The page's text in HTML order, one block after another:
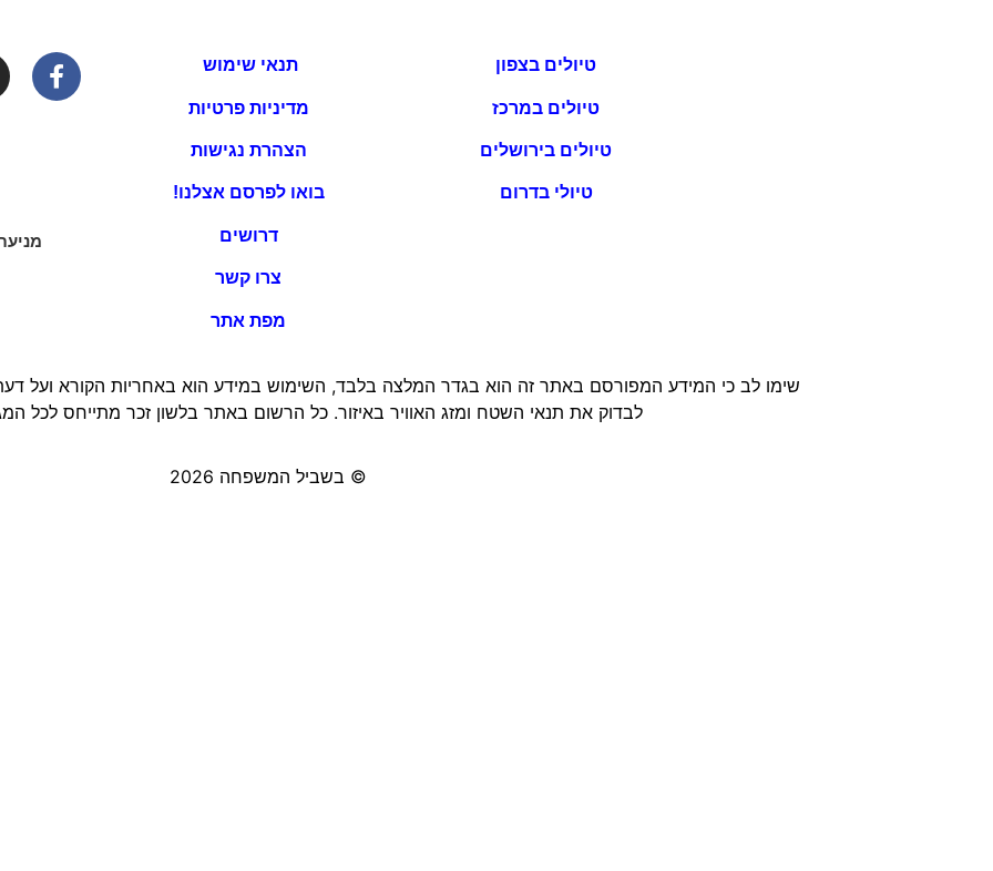
טיולים בצפון
טיולים במרכז
טיולים בירושלים
טיולי בדרום
תנאי שימוש
מדיניות פרטיות
הצהרת נגישות
בואו לפרסם אצלנו!
דרושים
צרו קשר
מפת אתר
שימו לב כי המידע המפורסם באתר זה הוא בגדר המלצה בלבד, השימוש במידע הוא באחריות הקורא ועל
לבדוק את תנאי השטח ומזג האוויר באיזור. כל הרשום באתר בלשון זכר מתייחס לכל
© בשביל המשפחה 2026